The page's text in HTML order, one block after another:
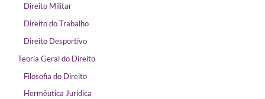
Direito Militar
Direito do Trabalho
Direito Desportivo
Teoria Geral do Direito
Filosofia do Direito
Hermêutica Jurídica